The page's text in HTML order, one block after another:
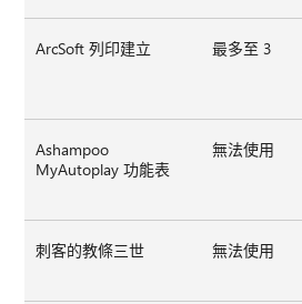
ArcSoft 列印建立 最多至 3
Ashampoo
MyAutoplay 功能表
無法使用
刺客的教條三世 無法使用